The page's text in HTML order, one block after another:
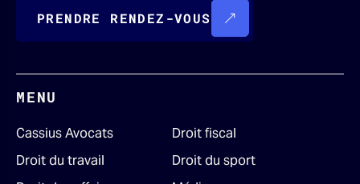
PRENDRE RENDEZ-VOUS
MENU
Cassius Avocats
Droit du travail
Droit fiscal
Droit du sport